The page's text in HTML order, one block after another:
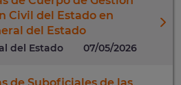
Civil del Estado en
del Estado
del Estado 07/05/2026